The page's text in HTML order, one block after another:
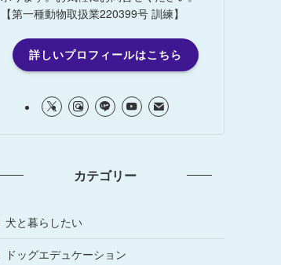
【第一種動物取扱業220399号 訓練】
詳しいプロフィールはこちら
カテゴリー
犬と暮らしたい
ドッグエデュケーション